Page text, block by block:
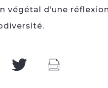
végétal d’une